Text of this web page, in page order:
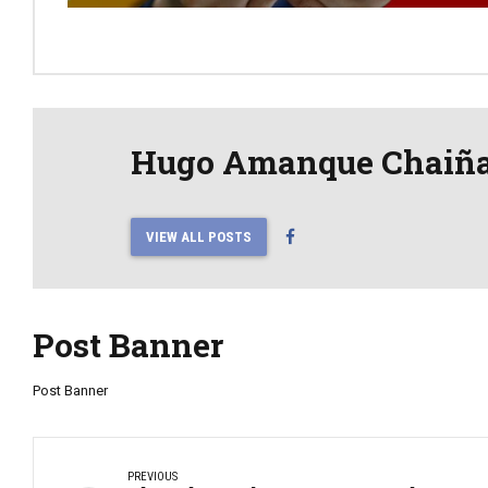
Hugo Amanque
VIEW ALL POSTS
Post Banner
Post Banner
PREVIOUS